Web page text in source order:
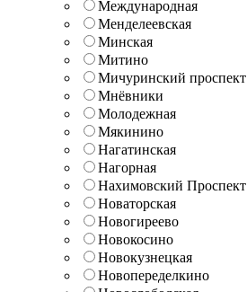
Международная
Менделеевская
Минская
Митино
Мичуринский проспект
Мнёвники
Молодежная
Мякинино
Нагатинская
Нагорная
Нахимовский Проспект
Новаторская
Новогиреево
Новокосино
Новокузнецкая
Новопеределкино